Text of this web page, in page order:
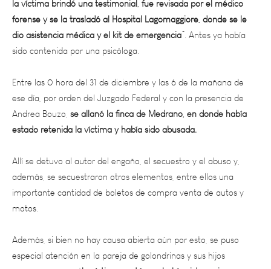
dio asistencia médica y el kit de emergencia”. Antes ya había
sido contenida por una psicóloga.
Entre las 0 hora del 31 de diciembre y las 6 de la mañana de
ese día, por orden del Juzgado Federal y con la presencia de
Andrea Bouzo,se allanó la finca de Medrano, en donde había
estado retenida la víctima y había sido abusada.
Allí se detuvo al autor del engaño, el secuestro y el abuso y,
además, se secuestraron otros elementos, entre ellos una
importante cantidad de boletos de compra venta de autos y
motos.
Además, si bien no hay causa abierta aún por esto, se puso
especial atención en la pareja de golondrinas y sus hijos
menores, ya que “la víctima contó que había visto varios